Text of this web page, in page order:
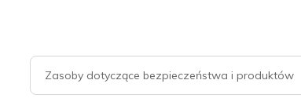
Zasoby dotyczące bezpieczeństwa i produktów